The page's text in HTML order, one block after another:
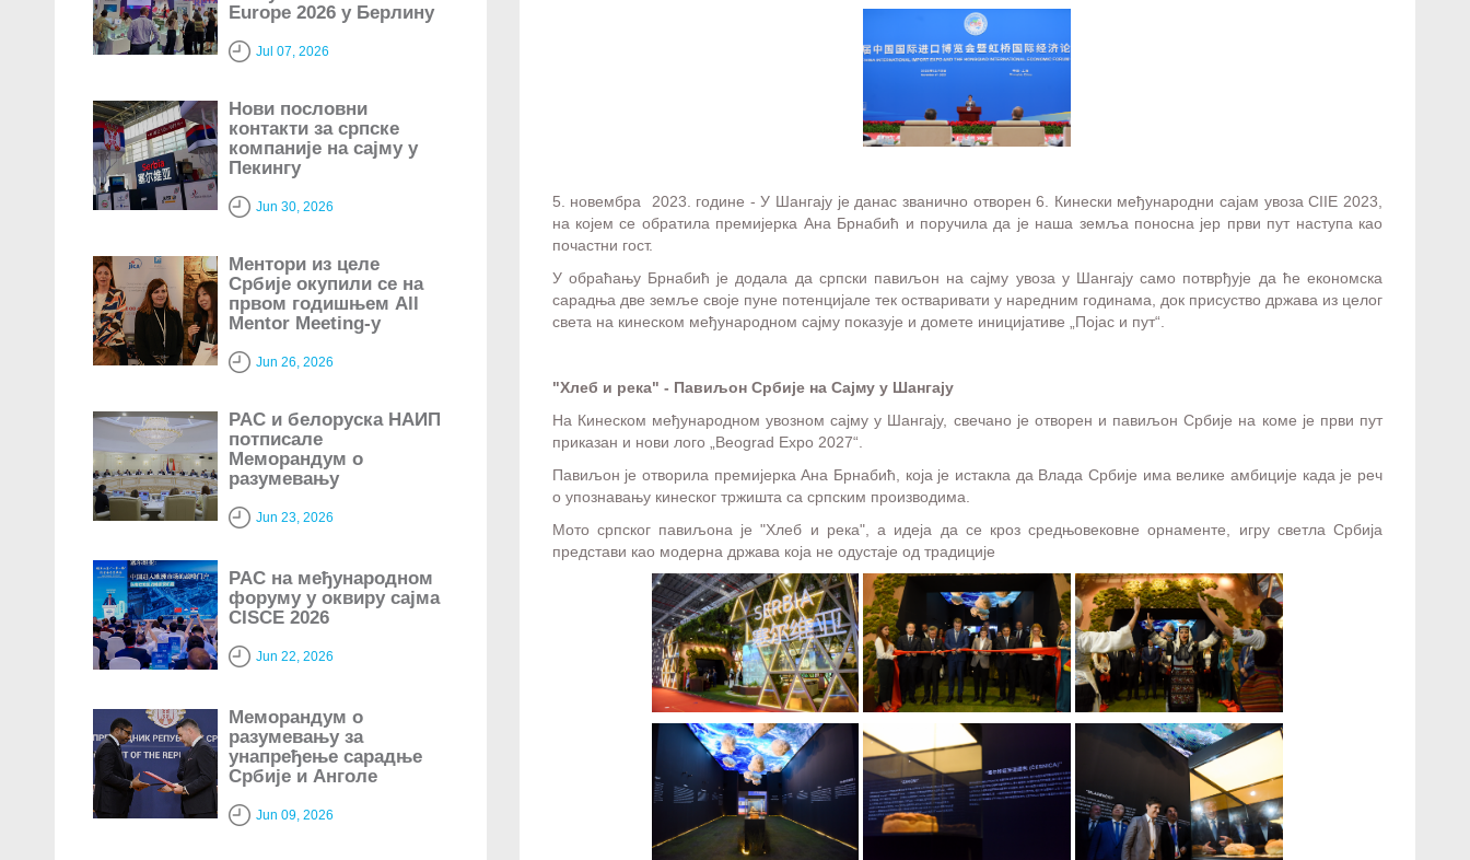
Europe 2026 у Берлину
Jul 07, 2026
Нови пословни
контакти за српске
компаније на сајму у
Пекингу
Jun 30, 2026
Ментори из целе
Србије окупили се на
првом годишњем All
Mentor Meeting-у
Jun 26, 2026
РАС и белоруска НАИП
потписале
Меморандум о
разумевању
Jun 23, 2026
РАС на међународном
форуму у оквиру сајма
CISCE 2026
Jun 22, 2026
Меморандум о
разумевању за
унапређење сарадње
Србије и Анголе
Jun 09, 2026
5. новембра 2023. године - У Шангају је данас званично отворен 6. Кинески међународни сајам увоза CIIE 2023,
на којем се обратила премијерка Ана Брнабић и поручила да је наша земља поносна јер први пут наступа као
почастни гост.
У обраћању Брнабић је додала да српски павиљон на сајму увоза у Шангају само потврђује да ће економска
сарадња две земље своје пуне потенцијале тек остваривати у наредним годинама, док присуство држава из целог
света на кинеском међународном сајму показује и домете иницијативе „Појас и пут“.
"Хлеб и река" - Павиљон Србије на Сајму у Шангају
На Кинеском међународном увозном сајму у Шангају, свечано је отворен и павиљон Србије на коме је први пут
приказан и нови лого „Beograd Expo 2027“.
Павиљон је отворила премијерка Ана Брнабић, која је истакла да Влада Србије има велике амбиције када је реч
о упознавању кинеског тржишта са српским производима.
Мото српског павиљона је "Хлеб и река", а идеја да се кроз средњовековне орнаменте, игру светла Србија
представи као модерна држава која не одустаје од традиције